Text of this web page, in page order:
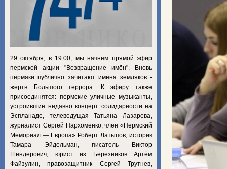
29 октября, в 19:00, мы начнём прямой эфир
пермской акции "Возвращение имён". Вновь
пермяки публично зачитают имена земляков -
жертв Большого террора. К эфиру также
присоединятся: пермские уличные музыканты,
устроившие недавно концерт солидарности на
Эспланаде, телеведущая Татьяна Лазарева,
журналист Сергей Пархоменко, член «Пермский
Мемориал — Европа» Роберт Латыпов, историк
Тамара Эйдельман, писатель Виктор
Шендерович, юрист из Березников Артём
Файзулин, правозащитник Сергей Трутнев,